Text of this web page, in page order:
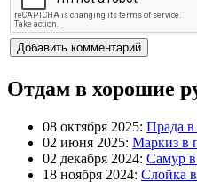
Отдам в хорошие
08 октября 2025: Прада в
02 июня 2025: Маркиз в
02 декабря 2024: Самур
18 ноября 2024: Слойка